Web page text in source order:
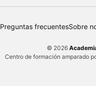
Preguntas frecuentesSobre
© 2026
Centro de formación amparado